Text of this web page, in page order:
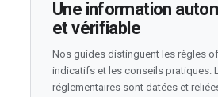
Une information
et vérifiable
Nos guides distinguent les règles
indicatifs et les conseils pratiques.
réglementaires sont datées et